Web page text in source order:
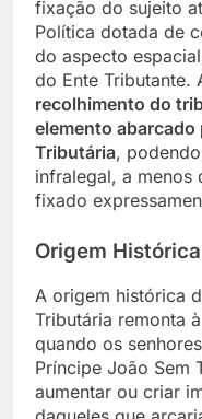
fixação do sujeito
Política dotada de
do aspecto
do Ente Tributante.
recolhimento do
elemento abarcado
Tributária,
infralegal, a menos
fixado
Origem
A origem histórica
Tributária remonta à
quando os
Príncipe João Sem
aumentar ou criar